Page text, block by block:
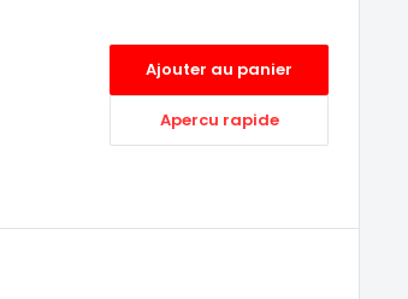
Ajouter au panier
Apercu rapide